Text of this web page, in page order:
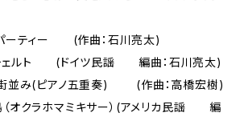
ーティー (作曲：石川亮太)
ェルト (ドイツ民謡 編曲：石川亮太)
街並み(ピアノ五重奏) (作曲：高橋宏樹)
オクラホマミキサー）(アメリカ民謡 編